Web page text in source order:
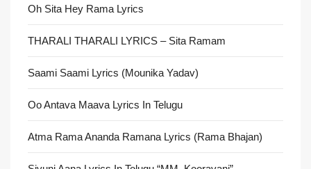
Oh Sita Hey Rama Lyrics
THARALI THARALI LYRICS – Sita Ramam
Saami Saami Lyrics (Mounika Yadav)
Oo Antava Maava Lyrics In Telugu
Atma Rama Ananda Ramana Lyrics (Rama Bhajan)